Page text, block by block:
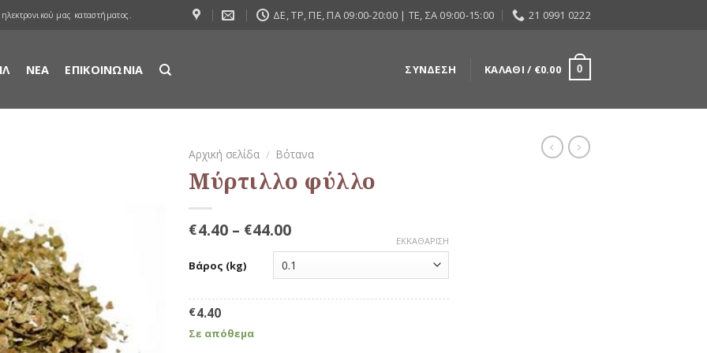
μας καταστήματος. ΔΕ, ΤΡ, ΠΕ, ΠΑ 09:00-20:00 | ΤΕ, ΣΑ 09:00-15:00 21 0991 0222
ΝΕΑ ΕΠΙΚΟΙΝΩΝΙΑ ΣΎΝΔΕΣΗ ΚΑΛΆΘΙ / €0.00 0
Αρχική σελίδα / Βότανα
Μύρτιλλο φύλλο
€4.40– €44.00
Βάρος (kg)
ΕΚΚΑΘΆΡΙΣΗ
€4.40
Σε απόθεμα